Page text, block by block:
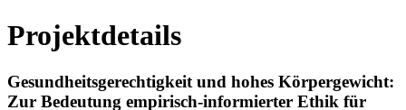
Projektdetails
Gesundheitsgerechtigkeit und hohes Körpergewicht:
Zur Bedeutung empirisch-informierter Ethik für